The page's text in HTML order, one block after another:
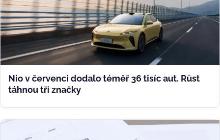
Nio v červenci dodalo téměř 36 tisíc aut. Růst
táhnou tři značky